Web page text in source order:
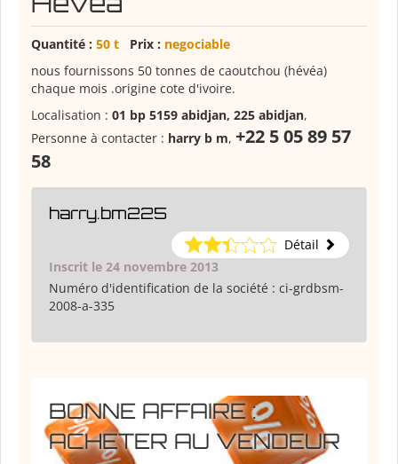
Quantité : 50 t Prix : negociable
nous fournissons 50 tonnes de caoutchou (hévéa)
chaque mois .origine cote d'ivoire.
Localisation : 01 bp 5159 abidjan, 225 abidjan,
Personne à contacter : harry b m, +22 5 05 89 57
58
harry.bm225
Détail
Inscrit le 24 novembre 2013
Numéro d'identification de la société : ci-grdbsm-
2008-a-335
BONNE AFFAIRE :
ACHETER AU VENDEUR